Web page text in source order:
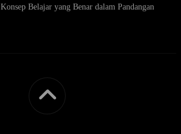
Konsep Belajar yang Benar dalam Pandangan